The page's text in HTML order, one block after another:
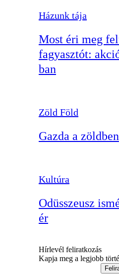
Házunk tája
Most éri meg
fagyasztót:
ban
Zöld Föld
Gazda a zöldben
Kultúra
Odüsszeusz
ér
Hírlevél feliratkozás
Kapja meg a legjobb